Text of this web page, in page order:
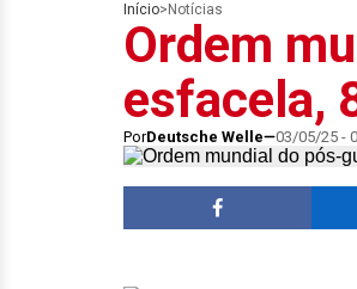
Início> Notícias
Ordem
esfacela,
PorDeutsche Welle 03/05/25 -